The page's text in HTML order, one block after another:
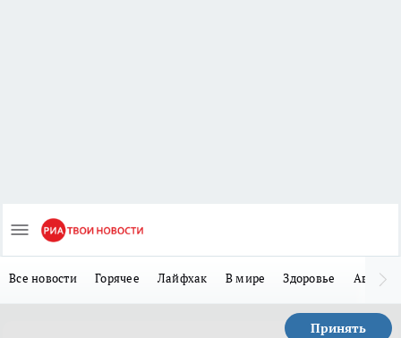
Все новости Горячее Лайфхак В мире Здоровье Авто
Принять